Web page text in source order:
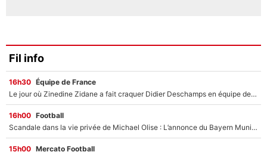
Fil info
16h30 Équipe de France
Le jour où Zinedine Zidane a fait craquer Didier Deschamps en équipe de France : «Je m’en suis voulu», l’ancien sélectionneur a regretté son geste !
16h00 Football
Scandale dans la vie privée de Michael Olise : L’annonce du Bayern Munich sur son enfant caché
15h00 Mercato Football